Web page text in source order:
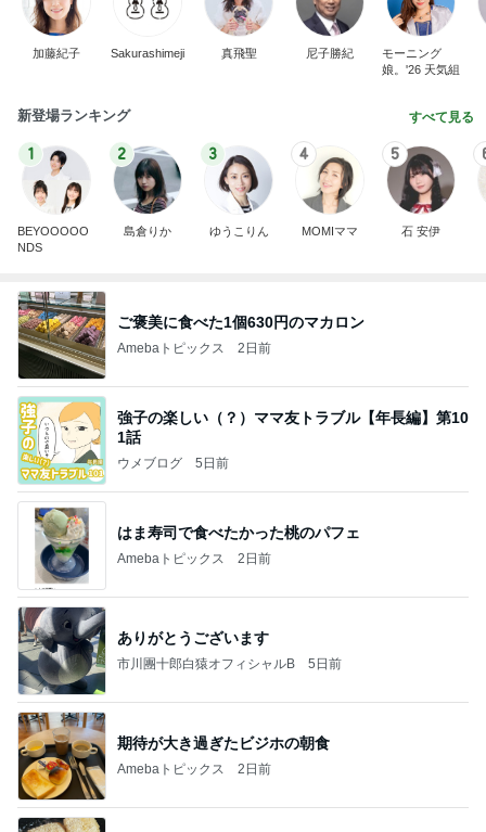
加藤紀子 Sakurashimeji 真飛聖 尼子勝紀
モーニング
娘。'26 天気組
新登場ランキング すべて見る
1
BEYOOOOO
NDS
2
島倉りか
3
ゆうこりん
4
MOMIママ
5
石 安伊
ご褒美に食べた1個630円のマカロン
Amebaトピックス 2日前
強子の楽しい（？）ママ友トラブル【年長編】第10
1話
ウメブログ 5日前
はま寿司で食べたかった桃のパフェ
Amebaトピックス 2日前
ありがとうございます
市川團十郎白猿オフィシャルB 5日前
期待が大き過ぎたビジホの朝食
Amebaトピックス 2日前